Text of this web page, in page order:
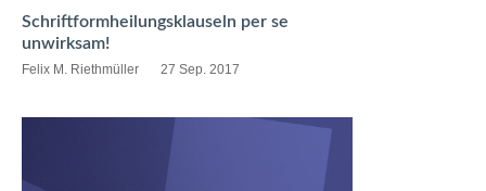
Schriftformheilungsklauseln per se
unwirksam!
Felix M. Riethmüller 27 Sep. 2017